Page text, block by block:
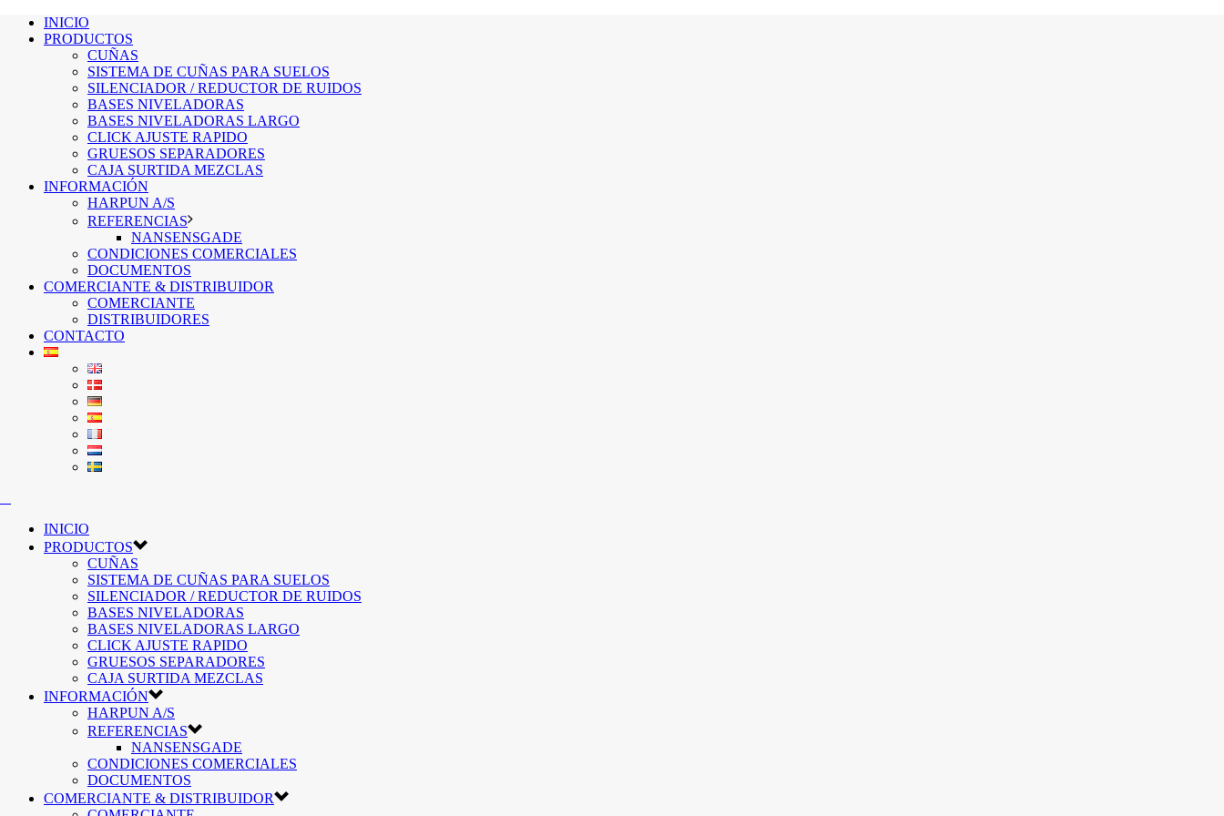
INICIO
PRODUCTOS
CUÑAS
SISTEMA DE CUÑAS PARA SUELOS
SILENCIADOR / REDUCTOR DE RUIDOS
BASES NIVELADORAS
BASES NIVELADORAS LARGO
CLICK AJUSTE RAPIDO
GRUESOS SEPARADORES
CAJA SURTIDA MEZCLAS
INFORMACIÓN
HARPUN A/S
REFERENCIAS
NANSENSGADE
CONDICIONES COMERCIALES
DOCUMENTOS
COMERCIANTE & DISTRIBUIDOR
COMERCIANTE
DISTRIBUIDORES
CONTACTO
INICIO
PRODUCTOS
CUÑAS
SISTEMA DE CUÑAS PARA SUELOS
SILENCIADOR / REDUCTOR DE RUIDOS
BASES NIVELADORAS
BASES NIVELADORAS LARGO
CLICK AJUSTE RAPIDO
GRUESOS SEPARADORES
CAJA SURTIDA MEZCLAS
INFORMACIÓN
HARPUN A/S
REFERENCIAS
NANSENSGADE
CONDICIONES COMERCIALES
DOCUMENTOS
COMERCIANTE & DISTRIBUIDOR